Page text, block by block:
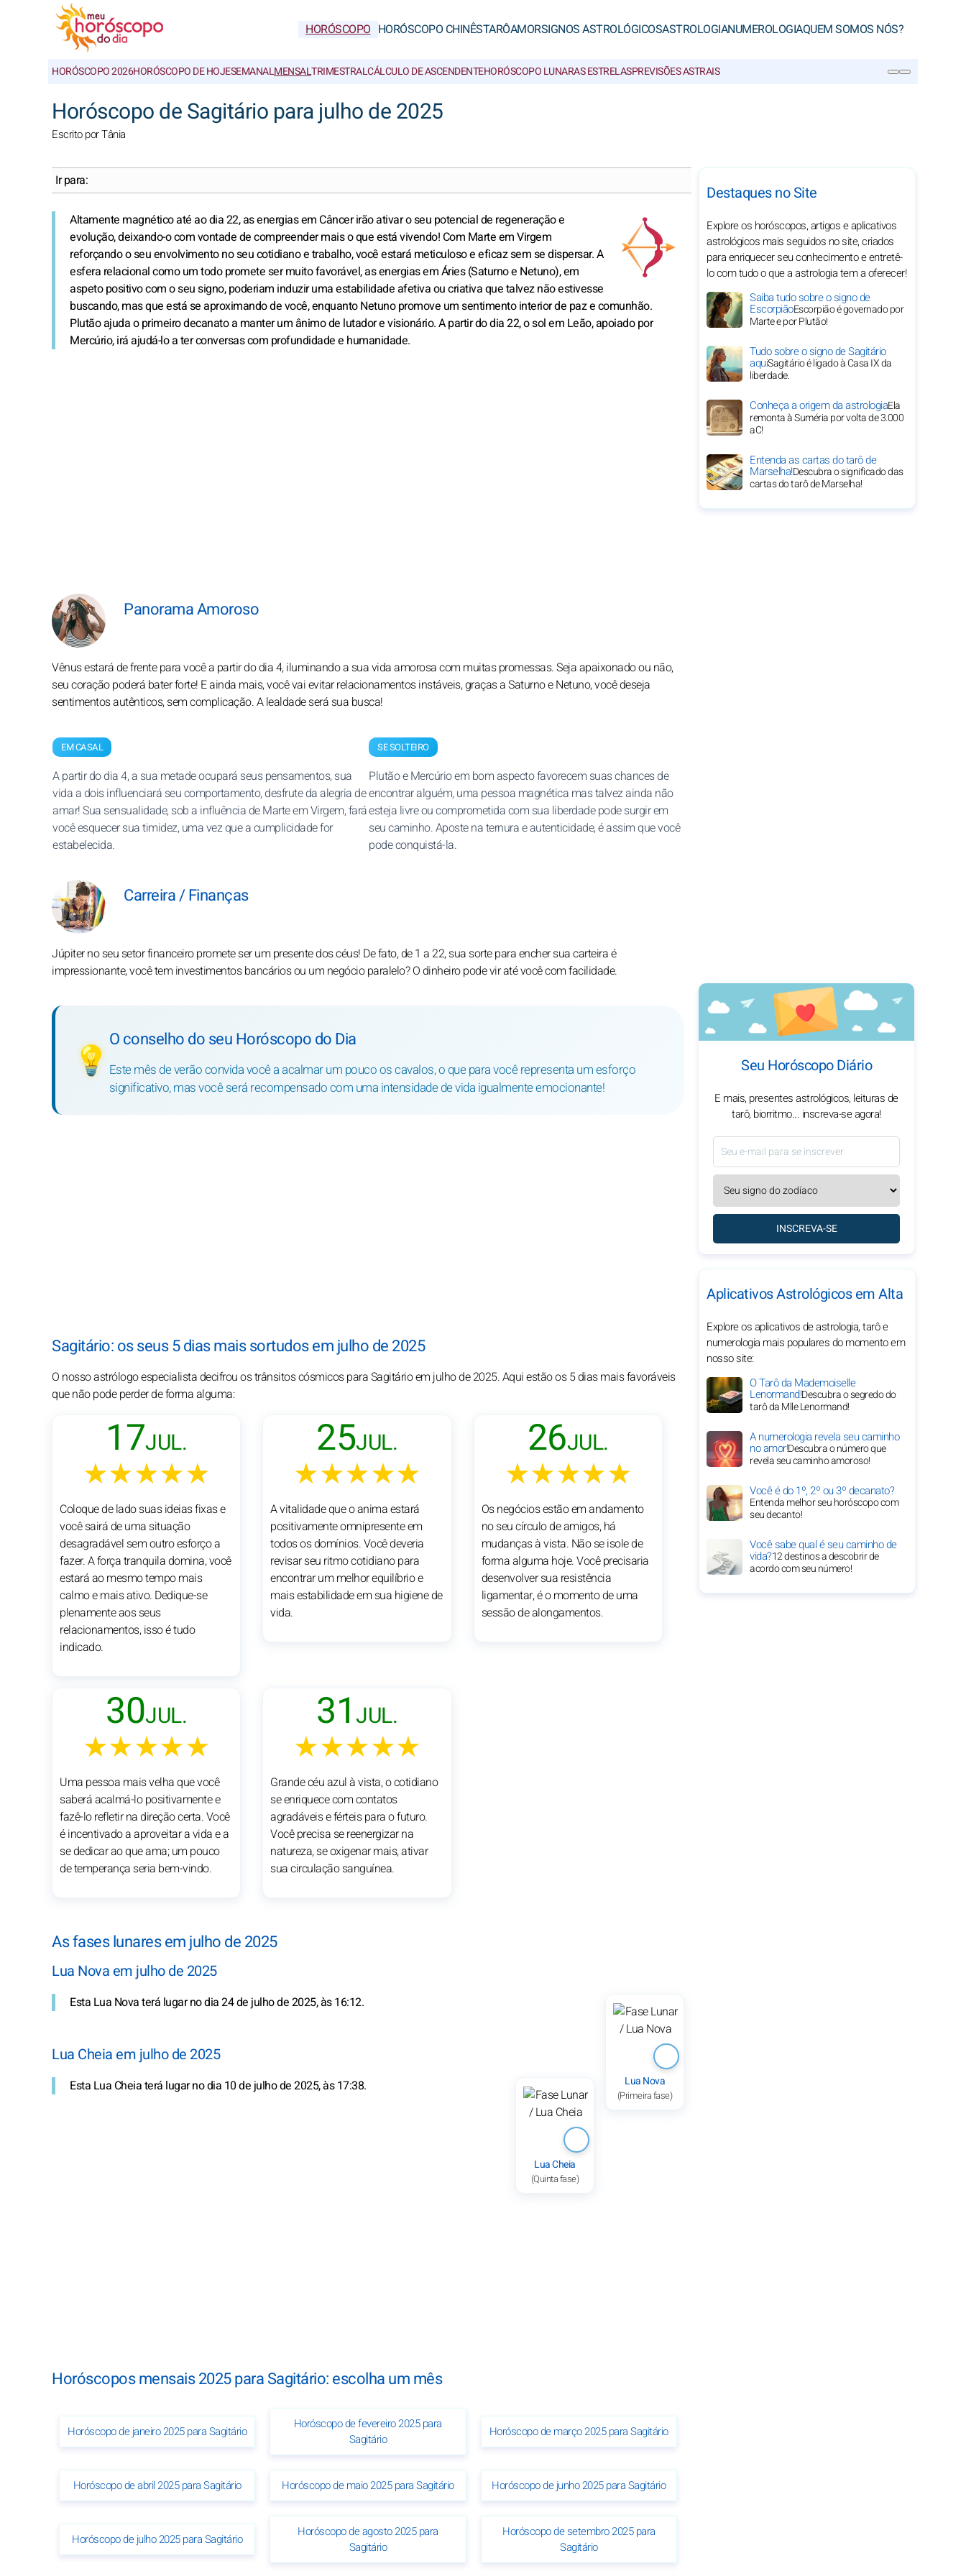
HORÓSCOPO HORÓSCOPO CHINÊSTARÔAMORSIGNOS ASTROLÓGICOSASTROLOGIANUMEROLOGIAQUEM SOMOS NÓS?
HORÓSCOPO 2026HORÓSCOPO DE HOJESEMANALMENSALTRIMESTRALCÁLCULO DE ASCENDENTEHORÓSCOPO LUNARAS ESTRELASPREVISÕES ASTRAIS
Horóscopo de Sagitário para julho de 2025
Escrito por Tânia
Ir para:
Altamente magnético até ao dia 22, as energias em Câncer irão ativar o seu potencial de regeneração e
evolução, deixando-o com vontade de compreender mais o que está vivendo! Com Marte em Virgem
reforçando o seu envolvimento no seu cotidiano e trabalho, você estará meticuloso e eficaz sem se dispersar. A
esfera relacional como um todo promete ser muito favorável, as energias em Áries (Saturno e Netuno), em
aspeto positivo com o seu signo, poderiam induzir uma estabilidade afetiva ou criativa que talvez não estivesse
buscando, mas que está se aproximando de você, enquanto Netuno promove um sentimento interior de paz e comunhão.
Plutão ajuda o primeiro decanato a manter um ânimo de lutador e visionário. A partir do dia 22, o sol em Leão, apoiado por
Mercúrio, irá ajudá-lo a ter conversas com profundidade e humanidade.
Panorama Amoroso
Vênus estará de frente para você a partir do dia 4, iluminando a sua vida amorosa com muitas promessas. Seja apaixonado ou não,
seu coração poderá bater forte! E ainda mais, você vai evitar relacionamentos instáveis, graças a Saturno e Netuno, você deseja
sentimentos autênticos, sem complicação. A lealdade será sua busca!
EM CASAL
A partir do dia 4, a sua metade ocupará seus pensamentos, sua
vida a dois influenciará seu comportamento, desfrute da alegria de
amar! Sua sensualidade, sob a influência de Marte em Virgem, fará
você esquecer sua timidez, uma vez que a cumplicidade for
estabelecida.
SE SOLTEIRO
Plutão e Mercúrio em bom aspecto favorecem suas chances de
encontrar alguém, uma pessoa magnética mas talvez ainda não
esteja livre ou comprometida com sua liberdade pode surgir em
seu caminho. Aposte na ternura e autenticidade, é assim que você
pode conquistá-la.
Carreira / Finanças
Júpiter no seu setor financeiro promete ser um presente dos céus! De fato, de 1 a 22, sua sorte para encher sua carteira é
impressionante, você tem investimentos bancários ou um negócio paralelo? O dinheiro pode vir até você com facilidade.
💡
O conselho do seu Horóscopo do Dia
Este mês de verão convida você a acalmar um pouco os cavalos, o que para você representa um esforço
significativo, mas você será recompensado com uma intensidade de vida igualmente emocionante!
Sagitário: os seus 5 dias mais sortudos em julho de 2025
O nosso astrólogo especialista decifrou os trânsitos cósmicos para Sagitário em julho de 2025. Aqui estão os 5 dias mais favoráveis
que não pode perder de forma alguma:
17JUL.
★★★★★
Coloque de lado suas ideias fixas e
você sairá de uma situação
desagradável sem outro esforço a
fazer. A força tranquila domina, você
estará ao mesmo tempo mais
calmo e mais ativo. Dedique-se
plenamente aos seus
relacionamentos, isso é tudo
indicado.
25JUL.
★★★★★
A vitalidade que o anima estará
positivamente omnipresente em
todos os domínios. Você deveria
revisar seu ritmo cotidiano para
encontrar um melhor equilíbrio e
mais estabilidade em sua higiene de
vida.
26JUL.
★★★★★
Os negócios estão em andamento
no seu círculo de amigos, há
mudanças à vista. Não se isole de
forma alguma hoje. Você precisaria
desenvolver sua resistência
ligamentar, é o momento de uma
sessão de alongamentos.
30JUL.
★★★★★
Uma pessoa mais velha que você
saberá acalmá-lo positivamente e
fazê-lo refletir na direção certa. Você
é incentivado a aproveitar a vida e a
se dedicar ao que ama; um pouco
de temperança seria bem-vindo.
31JUL.
★★★★★
Grande céu azul à vista, o cotidiano
se enriquece com contatos
agradáveis e férteis para o futuro.
Você precisa se reenergizar na
natureza, se oxigenar mais, ativar
sua circulação sanguínea.
As fases lunares em julho de 2025
Lua Nova em julho de 2025
Lua Nova
(Primeira fase)
Esta Lua Nova terá lugar no dia 24 de julho de 2025, às 16:12.
Lua Cheia em julho de 2025
Lua Cheia
(Quinta fase)
Esta Lua Cheia terá lugar no dia 10 de julho de 2025, às 17:38.
Horóscopos mensais 2025 para Sagitário: escolha um mês
Horóscopo de janeiro 2025 para Sagitário
Horóscopo de fevereiro 2025 para
Sagitário
Horóscopo de março 2025 para Sagitário
Horóscopo de abril 2025 para Sagitário Horóscopo de maio 2025 para Sagitário Horóscopo de junho 2025 para Sagitário
Horóscopo de julho 2025 para Sagitário
Horóscopo de agosto 2025 para
Sagitário
Horóscopo de setembro 2025 para
Sagitário
Destaques no Site
Explore os horóscopos, artigos e aplicativos
astrológicos mais seguidos no site, criados
para enriquecer seu conhecimento e entretê-
lo com tudo o que a astrologia tem a oferecer!
Saiba tudo sobre o signo de
EscorpiãoEscorpião é governado por
Marte e por Plutão!
Tudo sobre o signo de Sagitário
aquiSagitário é ligado à Casa IX da
liberdade.
Conheça a origem da astrologiaEla
remonta à Suméria por volta de 3.000
aC!
Entenda as cartas do tarô de
Marselha!Descubra o significado das
cartas do tarô de Marselha!
Seu Horóscopo Diário
E mais, presentes astrológicos, leituras de
tarô, biorritmo... inscreva-se agora!
INSCREVA-SE
Aplicativos Astrológicos em Alta
Explore os aplicativos de astrologia, tarô e
numerologia mais populares do momento em
nosso site:
O Tarô da Mademoiselle
Lenormand!Descubra o segredo do
tarô da Mlle Lenormand!
A numerologia revela seu caminho
no amor!Descubra o número que
revela seu caminho amoroso!
Você é do 1º, 2º ou 3º decanato?
Entenda melhor seu horóscopo com
seu decanto!
Você sabe qual é seu caminho de
vida?12 destinos a descobrir de
acordo com seu número!